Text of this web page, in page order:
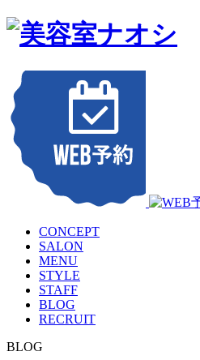
CONCEPT
SALON
MENU
STYLE
STAFF
BLOG
RECRUIT
BLOG